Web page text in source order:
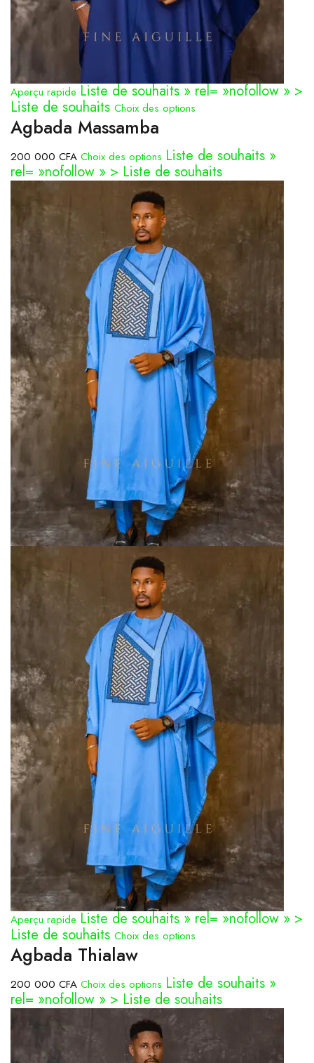
Aperçu rapide Liste de souhaits » rel= »nofollow » >
Liste de souhaits Choix des options
Agbada Massamba
200 000 CFA Choix des options Liste de souhaits »
rel= »nofollow » > Liste de souhaits
Aperçu rapide Liste de souhaits » rel= »nofollow » >
Liste de souhaits Choix des options
Agbada Thialaw
200 000 CFA Choix des options Liste de souhaits »
rel= »nofollow » > Liste de souhaits